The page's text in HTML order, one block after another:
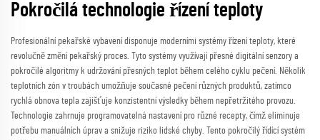
Pokročilá technologie řízení teploty
Profesionální pekařské vybavení disponuje moderními systémy řízení teploty, které
revolučně změní pekařský proces. Tyto systémy využívají přesné digitální senzory a
pokročilé algoritmy k udržování přesných teplot během celého cyklu pečení. Několik
teplotních zón v troubách umožňuje současné pečení různých produktů, zatímco
rychlá obnova tepla zajišťuje konzistentní výsledky během nepřetržitého provozu.
Technologie zahrnuje programovatelná nastavení pro různé recepty, čímž eliminuje
potřebu manuálních úprav a snižuje riziko lidské chyby. Tento pokročilý řídící systém